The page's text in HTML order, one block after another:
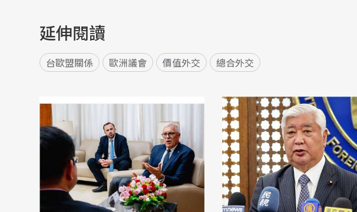
延伸閱讀
台歐盟關係 歐洲議會 價值外交 總合外交